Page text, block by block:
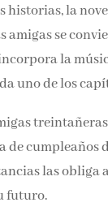
de sus
las amigas
también
en cada
cumpleaños
las obliga
futuro.